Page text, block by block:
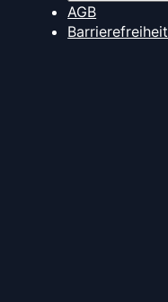
AGB
Barrierefreiheit